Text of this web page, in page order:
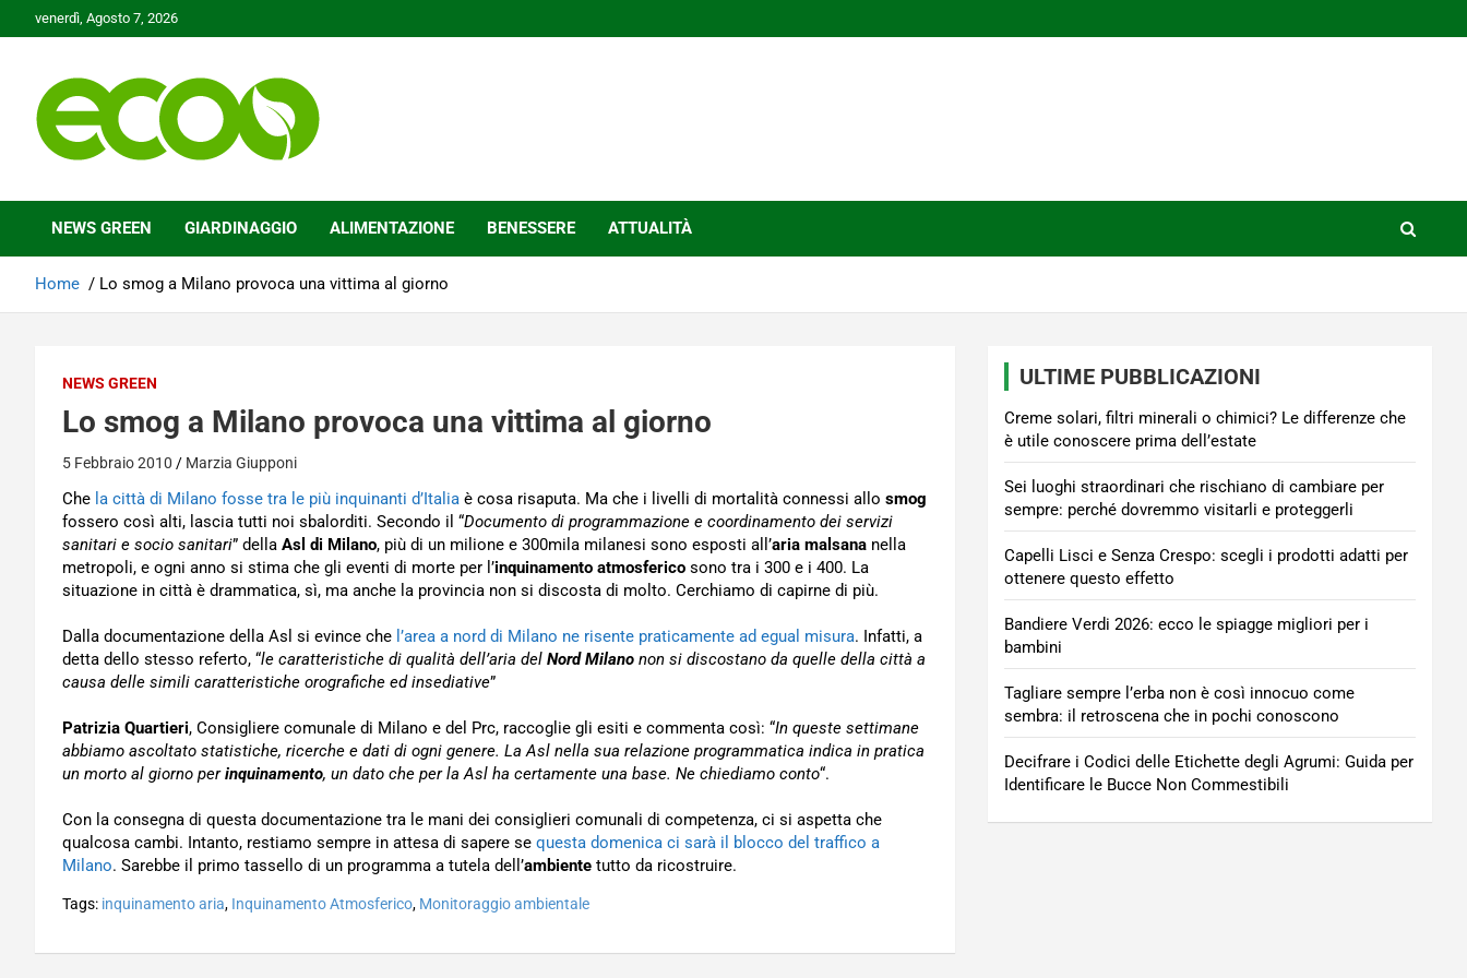
to
venerdì, Agosto 7, 2026
Ecoo.it
NEWS GREEN GIARDINAGGIO ALIMENTAZIONE BENESSERE ATTUALITÀ
Home Lo smog a Milano provoca una vittima al giorno
NEWS GREEN
Lo smog a Milano provoca una vittima al giorno
5 Febbraio 2010 Marzia Giupponi
Che la città di Milano fosse tra le più inquinanti d’Italia è cosa risaputa. Ma che i livelli di mortalità connessi allo smog
fossero così alti, lascia tutti noi sbalorditi. Secondo il “Documento di programmazione e coordinamento dei servizi
sanitari e socio sanitari” della Asl di Milano, più di un milione e 300mila milanesi sono esposti all’aria malsana nella
metropoli, e ogni anno si stima che gli eventi di morte per l’inquinamento atmosferico sono tra i 300 e i 400. La
situazione in città è drammatica, sì, ma anche la provincia non si discosta di molto. Cerchiamo di capirne di più.
Dalla documentazione della Asl si evince che l’area a nord di Milano ne risente praticamente ad egual misura. Infatti, a
detta dello stesso referto, “le caratteristiche di qualità dell’aria del Nord Milano non si discostano da quelle della città a
causa delle simili caratteristiche orografiche ed insediative”
Patrizia Quartieri, Consigliere comunale di Milano e del Prc, raccoglie gli esiti e commenta così: “In queste settimane
abbiamo ascoltato statistiche, ricerche e dati di ogni genere. La Asl nella sua relazione programmatica indica in pratica
un morto al giorno perinquinamento, un dato che per la Asl ha certamente una base. Ne chiediamo conto“.
Con la consegna di questa documentazione tra le mani dei consiglieri comunali di competenza, ci si aspetta che
qualcosa cambi. Intanto, restiamo sempre in attesa di sapere se questa domenica ci sarà il blocco del traffico a
Milano. Sarebbe il primo tassello di un programma a tutela dell’ambiente tutto da ricostruire.
Tags: inquinamento aria, Inquinamento Atmosferico, Monitoraggio ambientale
ULTIME PUBBLICAZIONI
Creme solari, filtri minerali o chimici? Le differenze che
è utile conoscere prima dell’estate
Sei luoghi straordinari che rischiano di cambiare per
sempre: perché dovremmo visitarli e proteggerli
Capelli Lisci e Senza Crespo: scegli i prodotti adatti per
ottenere questo effetto
Bandiere Verdi 2026: ecco le spiagge migliori per i
bambini
Tagliare sempre l’erba non è così innocuo come
sembra: il retroscena che in pochi conoscono
Decifrare i Codici delle Etichette degli Agrumi: Guida per
Identificare le Bucce Non Commestibili